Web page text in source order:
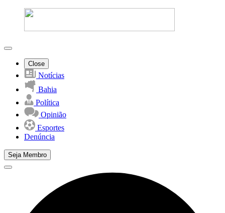
Close
Notícias
Bahia
Política
Opinião
Esportes
Denúncia
Seja Membro